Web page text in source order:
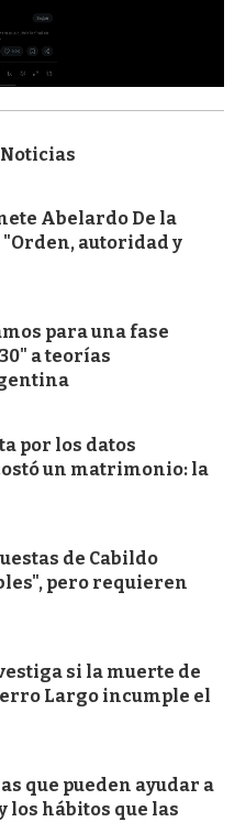
Abelardo De la
autoridad y
para una fase
a teorías
por los datos
un matrimonio: la
de Cabildo
pero requieren
si la muerte de
Largo incumple el
que pueden ayudar a
los hábitos que las